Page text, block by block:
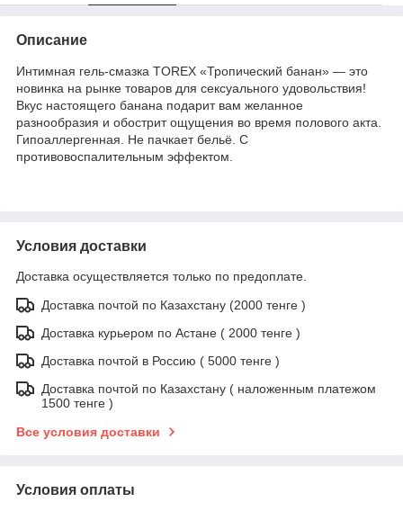
Описание
Интимная гель-смазка TOREX «Тропический банан» — это
новинка на рынке товаров для сексуального удовольствия!
Вкус настоящего банана подарит вам желанное
разнообразия и обострит ощущения во время полового акта.
Гипоаллергенная. Не пачкает бельё. С
противовоспалительным эффектом.
Условия доставки
Доставка осуществляется только по предоплате.
Доставка почтой по Казахстану (2000 тенге )
Доставка курьером по Астане ( 2000 тенге )
Доставка почтой в Россию ( 5000 тенге )
Доставка почтой по Казахстану ( наложенным платежом
1500 тенге )
Все условия доставки
Условия оплаты